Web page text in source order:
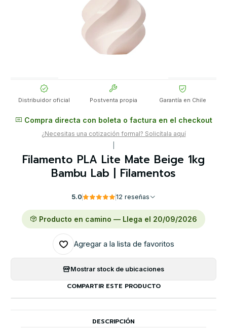
Distribuidor oficial Postventa propia Garantía en Chile
Compra directa con boleta o factura en el checkout
¿Necesitas una cotización formal? Solicítala aquí
Filamento PLA Lite Mate Beige 1kg
Bambu Lab | Filamentos
5.0 12 reseñas
Producto en camino — Llega el 20/09/2026
Agregar a la lista de favoritos
Mostrar stock de ubicaciones
COMPARTIR ESTE PRODUCTO
DESCRIPCIÓN